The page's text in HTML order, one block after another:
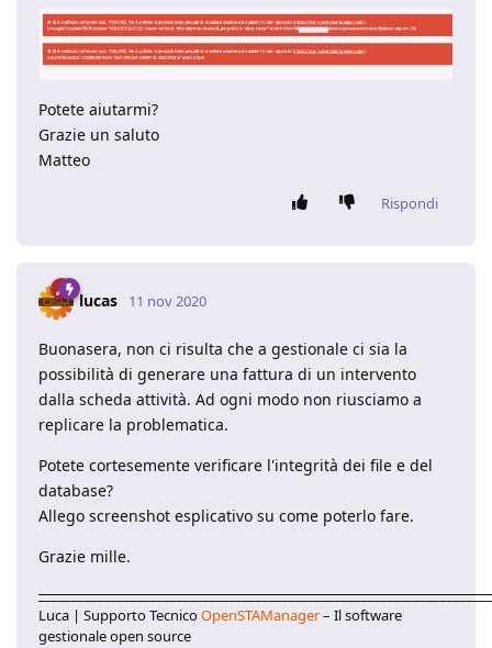
Potete aiutarmi?
Grazie un saluto
Matteo
Rispondi
lucas 11 nov 2020
Buonasera, non ci risulta che a gestionale ci sia la
possibilità di generare una fattura di un intervento
dalla scheda attività. Ad ogni modo non riusciamo a
replicare la problematica.
Potete cortesemente verificare l'integrità dei file e del
database?
Allego screenshot esplicativo su come poterlo fare.
Grazie mille.
Luca | Supporto TecnicoOpenSTAManager– Il software
gestionale open source